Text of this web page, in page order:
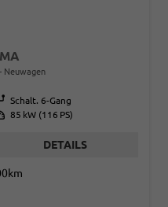
Neuwagen
Schalt. 6-Gang
85 kW (116 PS)
DETAILS